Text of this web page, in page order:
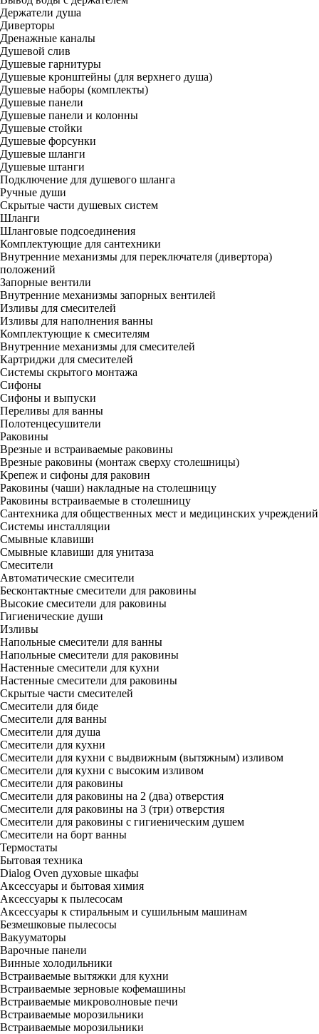
Держатели душа
Диверторы
Дренажные каналы
Душевой слив
Душевые гарнитуры
Душевые кронштейны (для верхнего душа)
Душевые наборы (комплекты)
Душевые панели
Душевые панели и колонны
Душевые стойки
Душевые форсунки
Душевые шланги
Душевые штанги
Подключение для душевого шланга
Ручные души
Скрытые части душевых систем
Шланги
Шланговые подсоединения
Комплектующие для сантехники
Внутренние механизмы для переключателя (дивертора)
положений
Запорные вентили
Внутренние механизмы запорных вентилей
Изливы для смесителей
Изливы для наполнения ванны
Комплектующие к смесителям
Внутренние механизмы для смесителей
Картриджи для смесителей
Системы скрытого монтажа
Сифоны
Сифоны и выпуски
Переливы для ванны
Полотенцесушители
Раковины
Врезные и встраиваемые раковины
Врезные раковины (монтаж сверху столешницы)
Крепеж и сифоны для раковин
Раковины (чаши) накладные на столешницу
Раковины встраиваемые в столешницу
Сантехника для общественных мест и медицинских учреждений
Системы инсталляции
Смывные клавиши
Смывные клавиши для унитаза
Смесители
Автоматические смесители
Бесконтактные смесители для раковины
Высокие смесители для раковины
Гигиенические души
Изливы
Напольные смесители для ванны
Напольные смесители для раковины
Настенные смесители для кухни
Настенные смесители для раковины
Скрытые части смесителей
Смесители для биде
Смесители для ванны
Смесители для душа
Смесители для кухни
Смесители для кухни с выдвижным (вытяжным) изливом
Смесители для кухни с высоким изливом
Смесители для раковины
Смесители для раковины на 2 (два) отверстия
Смесители для раковины на 3 (три) отверстия
Смесители для раковины с гигиеническим душем
Смесители на борт ванны
Термостаты
Бытовая техника
Dialog Oven духовые шкафы
Аксессуары и бытовая химия
Аксессуары к пылесосам
Аксессуары к стиральным и сушильным машинам
Безмешковые пылесосы
Вакууматоры
Варочные панели
Винные холодильники
Встраиваемые вытяжки для кухни
Встраиваемые зерновые кофемашины
Встраиваемые микроволновые печи
Встраиваемые морозильники
Встраиваемые морозильники